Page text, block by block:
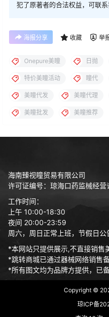
犯了原著者的合法权益，可联系
海报分享 收藏 举
Onepure美瞳 日抛
特价美瞳活动 瞳代
美瞳代发 美瞳代理
美瞳批发 美瞳推荐
海南臻视瞳贸易有限公司
许可证编号：琼海口药监械经
工作时间：
上午 10:00-18:30
夜间 20:00-23:59
周六，周日正常上班，节假日公
*本网站只提供展示,不直接销售
*跳转商城已通过器械网络销售
*所有图文均为品牌方提供，已
Copyright ©
琼ICP备